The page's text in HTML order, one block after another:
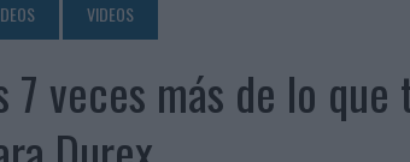
IA GENERATIVA ALCANZA YA AL 62% DE LOS ESPAÑOLES
A KIMBERLY BASTONI COMO NUEVA DIRECTORA COMERCIAL
LANZAN UNA COLECCIÓN PERSONALIZABLE INSPIRADA EN
VIDEOS
7 veces más de lo que